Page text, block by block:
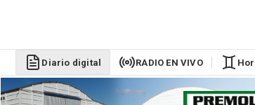
Diario digital RADIO EN VIVO